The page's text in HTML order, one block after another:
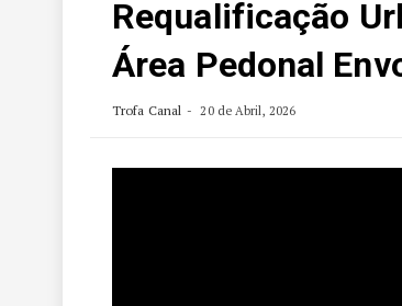
Requalificação
Área Pedonal
Trofa Canal 20 de Abril, 2026